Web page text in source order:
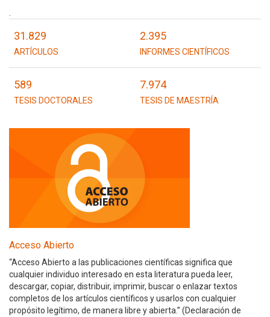
31.829
ARTÍCULOS
2.395
INFORMES CIENTÍFICOS
589
TESIS DOCTORALES
7.974
TESIS DE MAESTRÍA
Acceso Abierto
“Acceso Abierto a las publicaciones científicas significa que
cualquier individuo interesado en esta literatura pueda leer,
descargar, copiar, distribuir, imprimir, buscar o enlazar textos
completos de los artículos científicos y usarlos con cualquier
propósito legítimo, de manera libre y abierta.” (Declaración de